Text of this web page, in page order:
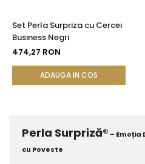
Set Perla Surpriza cu Cercei
Business Negri
474,27 RON
ADAUGA IN COS
Perla Surpriză® –
cu Poveste